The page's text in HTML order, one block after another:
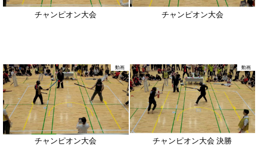
チャンピオン大会 チャンピオン大会
動画
チャンピオン大会
動画
チャンピオン大会 決勝